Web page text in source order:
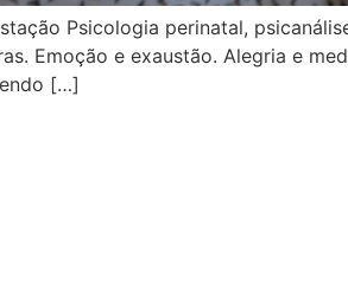
Psicologia perinatal,
Emoção e exaustão. Alegria e
[…]